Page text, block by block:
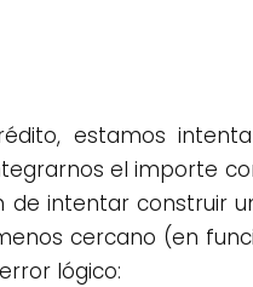
estamos
el importe
intentar construir
cercano (en
lógico: